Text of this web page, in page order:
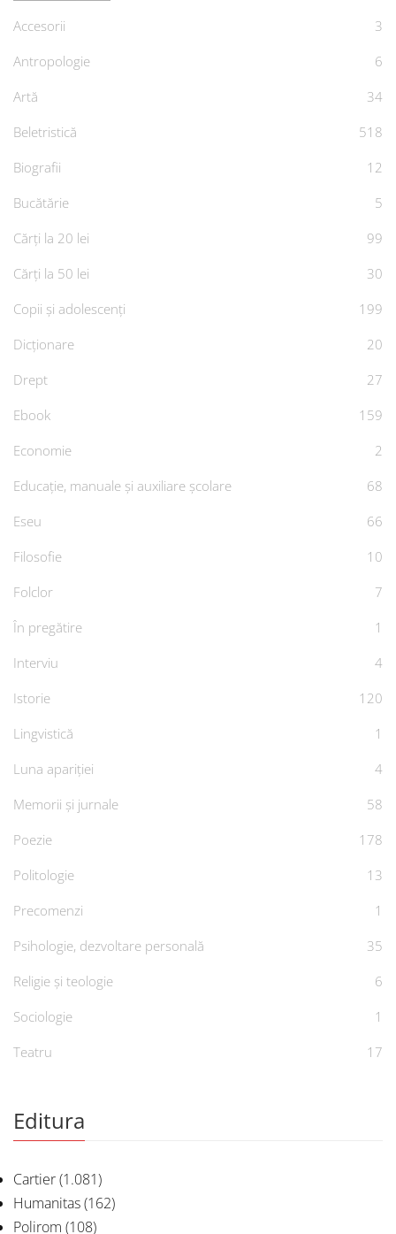
Accesorii
3
Antropologie
6
Artă
34
Beletristică
518
Biografii
12
Bucătărie
5
Cărți la 20 lei
99
Cărți la 50 lei
30
Copii și adolescenți
199
Dicționare
20
Drept
27
Ebook
159
Economie
2
Educație, manuale și auxiliare școlare
68
Eseu
66
Filosofie
10
Folclor
7
În pregătire
1
Interviu
4
Istorie
120
Lingvistică
1
Luna apariției
4
Memorii și jurnale
58
Poezie
178
Politologie
13
Precomenzi
1
Psihologie, dezvoltare personală
35
Religie și teologie
6
Sociologie
1
Teatru
17
Editura
Cartier(1.081)
Humanitas(162)
Polirom (108)